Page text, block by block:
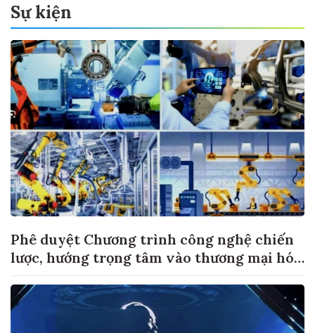
Sự kiện
Phê duyệt Chương trình công nghệ chiến
lược, hướng trọng tâm vào thương mại hóa